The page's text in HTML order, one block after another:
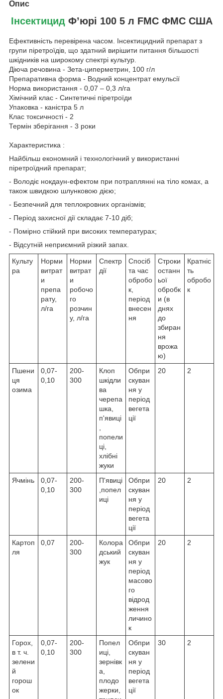
Опис
ІнсектицидФ’юрі 100 5 л FMC ФМС США
Ефективність перевірена часом. Інсектицидний препарат з
групи піретроїдів, що здатний вирішити питання більшості
шкідників на широкому спектрі культур.
Діюча речовина - Зета-циперметрин, 100 г/л
Препаративна форма - Водний концентрат емульсії
Норма використання - 0,07 – 0,3 л/га
Хімічний клас - Синтетичні піретроїди
Упаковка - каністра 5 л
Клас токсичності - 2
Термін зберігання - 3 роки
Характеристика :
Найбільш економний і технологічний у використанні
піретроїдний препарат;
- Володіє нокдаун-ефектом при потраплянні на тіло комах, а
також швидкою шлунковою дією;
- Безпечний для теплокровних організмів;
- Період захисної дії складає 7-10 діб;
- Помірно стійкий при високих температурах;
- Відсутній неприємний різкий запах.
Культу
ра
Норми
витрат
и
препа
рату,
л/га
Норми
витрат
и
робочо
го
розчин
у, л/га
Спектр
дії
Спосіб
та час
обробо
к,
період
внесен
ня
Строки
останн
ьої
обробк
и (в
днях
до
збиран
ня
врожа
ю)
Кратніс
ть
обробо
к
Пшени
ця
озима
0,07-
0,10
200-
300
Клоп
шкідли
ва
черепа
шка,
п'явиці
попели
ці,
хлібні
жуки
Обпри
скуван
ня у
період
вегета
ції
20 2
Ячмінь
0,07-
0,10
200-
300
П'явиці
,попел
иці
Обпри
скуван
ня у
період
вегета
ції
20 2
Картоп
ля
0,07
200-
300
Колора
дський
жук
Обпри
скуван
ня у
період
масово
го
відрод
ження
личино
к
20 2
Горох,
в т. ч.
зелени
й
горош
ок
0,07-
0,10
200-
300
Попел
иці,
зернівк
а,
плодо
жерки,
Обпри
скуван
ня у
період
вегета
ції
30 2